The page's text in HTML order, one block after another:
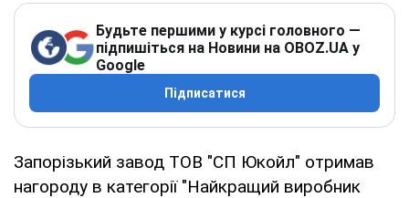
Будьте першими у курсі головного —
підпишіться на Новини на OBOZ.UA у
Google
Підписатися
Запорізький завод ТОВ "СП Юкойл" отримав
нагороду в категорії "Найкращий виробник